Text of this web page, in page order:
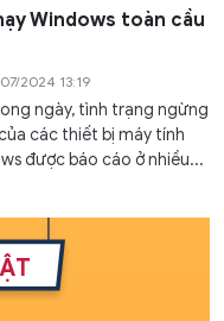
Windows toàn cầu
2024 13:19
ngày, tình trạng ngừng
các thiết bị máy tính
được báo cáo ở nhiều...